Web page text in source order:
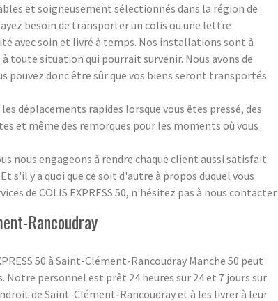
et soigneusement sélectionnés dans la région de
besoin de transporter un colis ou une lettre
avec soin et livré à temps. Nos installations sont à
toute situation qui pourrait survenir. Nous avons de
pouvez donc être sûr que vos biens seront transportés
déplacements rapides lorsque vous êtes pressé, des
et même des remorques pour les moments où vous
nous engageons à rendre chaque client aussi satisfait
s'il y a quoi que ce soit d'autre à propos duquel vous
de COLIS EXPRESS 50, n'hésitez pas à nous contacter.
Rancoudray
50 à Saint-Clément-Rancoudray Manche 50 peut
Notre personnel est prêt 24 heures sur 24 et 7 jours sur
de Saint-Clément-Rancoudray et à les livrer à leur